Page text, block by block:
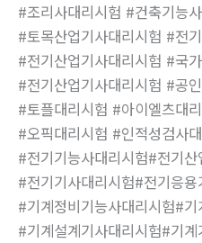
#조리사대리시험 #건축기능
#토목산업기사대리시험 #전
#전기산업기사대리시험 #국
#전기산업기사대리시험 #공
#토플대리시험 #아이엘츠대
#오픽대리시험 #인적성검사
#전기기능사대리시험#전기산
#전기기사대리시험#전기응용
#기계정비기능사대리시험#
#기계설계기사대리시험#기계